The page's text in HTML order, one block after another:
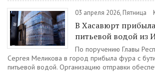
03 апреля 2026, Пятница
В Хасавюрт
питьевой водой из
По поручению Главы
Сергея Меликова в город прибыла фура с
питьевой водой. Организацию отправки